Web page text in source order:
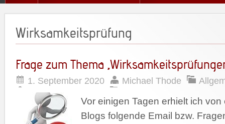
Wirksamkeitsprüfung
Frage zum Thema
1. September 2020 Michael Thode
Vor einigen Tagen erhielt ich
Blogs folgende Email bzw.